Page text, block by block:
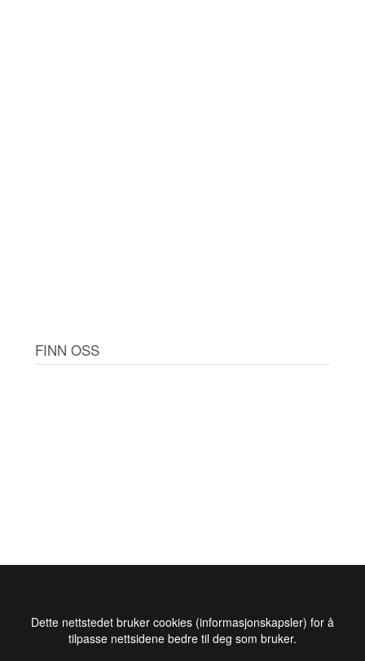
FINN OSS
Dette nettstedet bruker cookies (informasjonskapsler) for å
tilpasse nettsidene bedre til deg som bruker.